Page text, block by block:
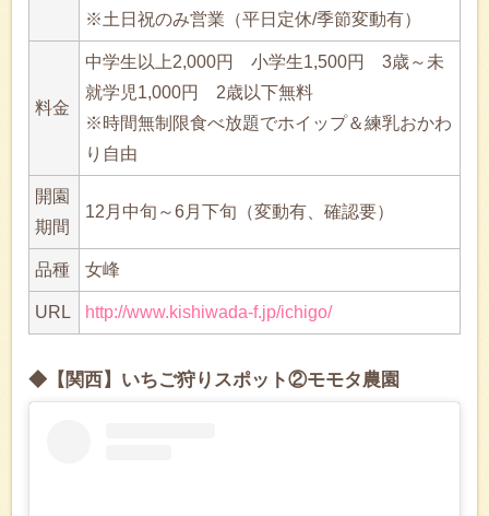
※土日祝のみ営業（平日定休/季節変動有）
料金
中学生以上2,000円 小学生1,500円 3歳～未
就学児1,000円 2歳以下無料
※時間無制限食べ放題でホイップ＆練乳おかわ
り自由
開園
期間
12月中旬～6月下旬（変動有、確認要）
品種 女峰
URL http://www.kishiwada-f.jp/ichigo/
◆【関西】いちご狩りスポット②モモタ農園